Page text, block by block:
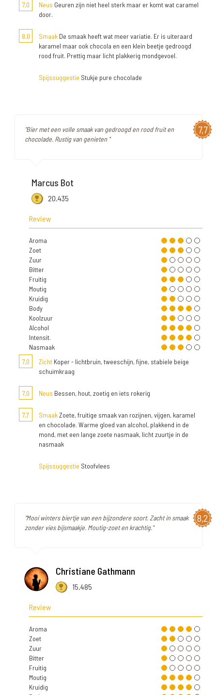
7,0 Neus Geuren zijn niet heel sterk maar er komt wat caramel
door.
8,0 Smaak De smaak heeft wat meer variatie. Er is uiteraard
karamel maar ook chocola en een klein beetje gedroogd
rood fruit. Prettig maar licht plakkerig mondgevoel.
Spijssuggestie Stukje pure chocolade
7,7
"Bier met een volle smaak van gedroogd en rood fruit en
chocolade. Rustig van genieten "
Marcus Bot
20.435
Review
Aroma
Zoet
Zuur
Bitter
Fruitig
Moutig
Kruidig
Body
Koolzuur
Alcohol
Intensit.
Nasmaak
7,0
Zicht Koper - lichtbruin, tweeschijn, fijne, stabiele beige
schuimkraag
7,0 Neus Bessen, hout, zoetig en iets rokerig
7,7 SmaakZoete, fruitige smaak van rozijnen, vijgen, karamel
en chocolade. Warme gloed van alcohol, plakkend in de
mond, met een lange zoete nasmaak, licht zuurtje in de
nasmaak
Spijssuggestie Stoofvlees
8,2
"Mooi winters biertje van een bijzondere soort. Zacht in smaak
zonder vies bijsmaakje. Moutig-zoet en krachtig."
Christiane Gathmann
15.485
Review
Aroma
Zoet
Zuur
Bitter
Fruitig
Moutig
Kruidig